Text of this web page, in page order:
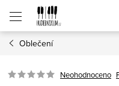
obsah
Oblečení
Neohodnoceno